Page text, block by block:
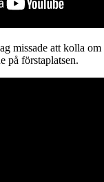
missade att kolla
på förstaplatsen.